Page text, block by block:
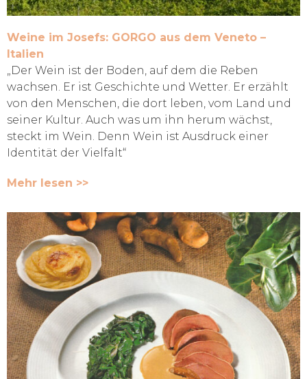
Weine im Josefs: GORGO aus dem Veneto –
Italien
„Der Wein ist der Boden, auf dem die Reben
wachsen. Er ist Geschichte und Wetter. Er erzählt
von den Menschen, die dort leben, vom Land und
seiner Kultur. Auch was um ihn herum wächst,
steckt im Wein. Denn Wein ist Ausdruck einer
Identität der Vielfalt“
Mehr lesen >>